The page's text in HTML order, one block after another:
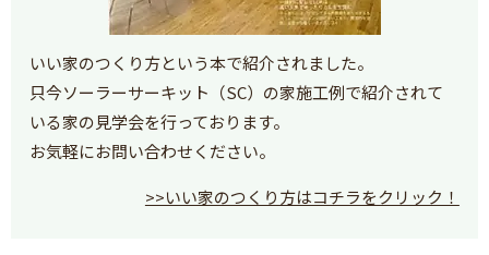
いい家のつくり方という本で紹介されました。
只今ソーラーサーキット（SC）の家施工例で紹介されて
いる家の見学会を行っております。
お気軽にお問い合わせください。
>>いい家のつくり方はコチラをクリック！